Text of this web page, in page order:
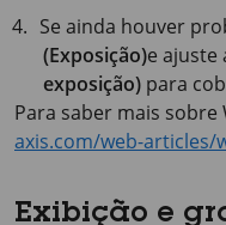
Se ainda houver
(Exposição)e ajuste
exposição) para
Para saber mais sobre
axis.com/web-articles/
Exibição e